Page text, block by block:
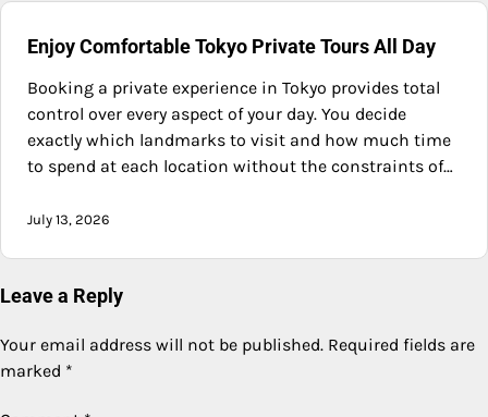
Enjoy Comfortable Tokyo Private Tours All Day
Booking a private experience in Tokyo provides total
control over every aspect of your day. You decide
exactly which landmarks to visit and how much time
to spend at each location without the constraints of…
July 13, 2026
Leave a Reply
Your email address will not be published. Required fields are
marked *